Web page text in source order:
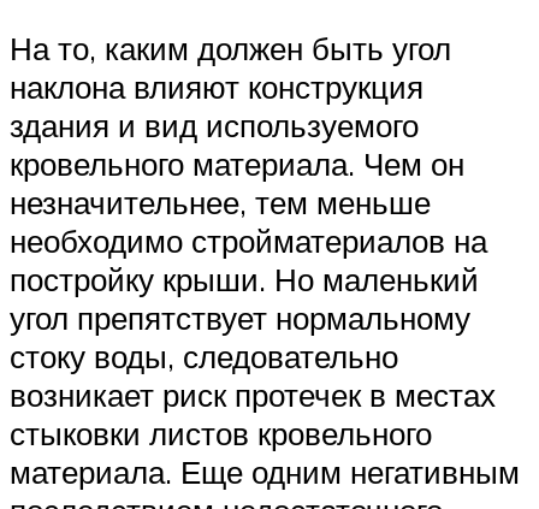
На то, каким должен быть угол
наклона влияют конструкция
здания и вид используемого
кровельного материала. Чем он
незначительнее, тем меньше
необходимо стройматериалов на
постройку крыши. Но маленький
угол препятствует нормальному
стоку воды, следовательно
возникает риск протечек в местах
стыковки листов кровельного
материала. Еще одним негативным